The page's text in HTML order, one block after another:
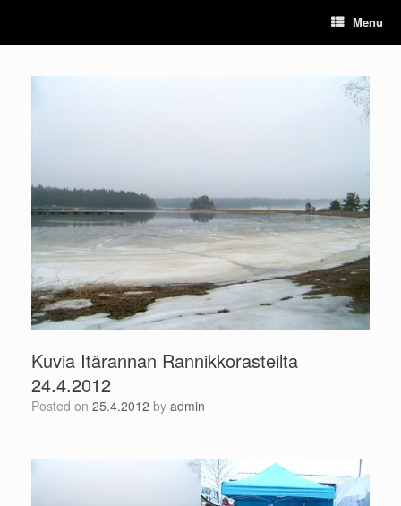
content
Menu
Kuvia Itärannan Rannikkorasteilta
24.4.2012
Posted on 25.4.2012 by admin